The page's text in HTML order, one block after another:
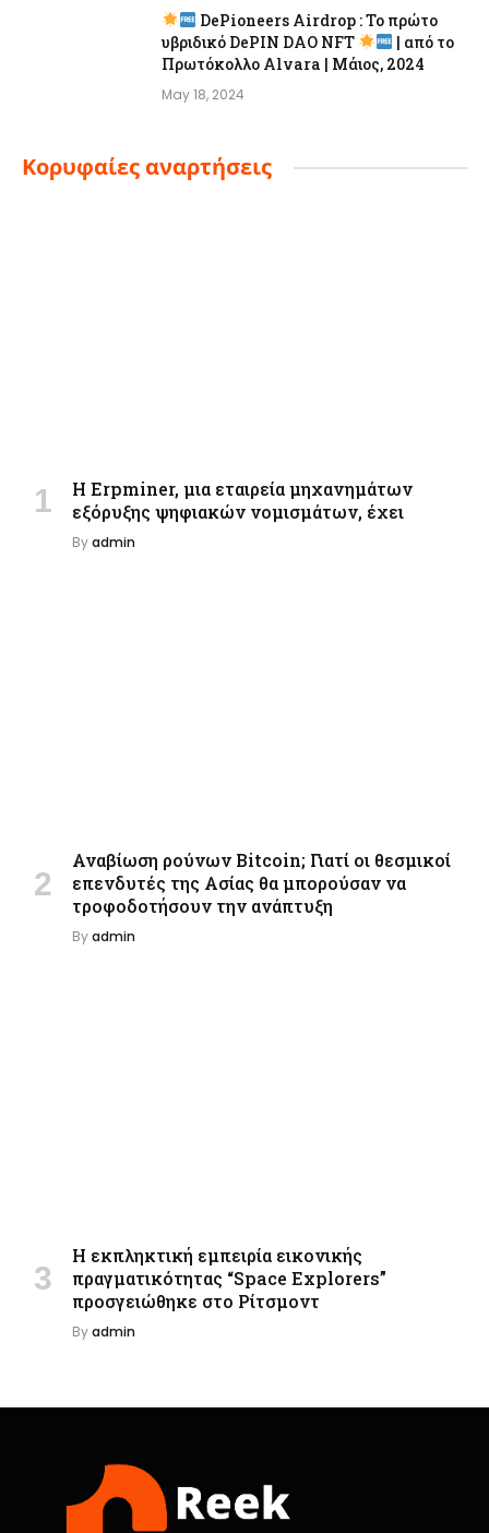
DePioneers Airdrop : Το πρώτο
υβριδικό DePIN DAO NFT
| από το
Πρωτόκολλο Alvara | Μάιος, 2024
May 18, 2024
Κορυφαίες αναρτήσεις
Η Erpminer, μια εταιρεία μηχανημάτων
εξόρυξης ψηφιακών νομισμάτων, έχει
Byadmin
Αναβίωση ρούνων Bitcoin; Γιατί οι θεσμικοί
επενδυτές της Ασίας θα μπορούσαν να
τροφοδοτήσουν την ανάπτυξη
Byadmin
Η εκπληκτική εμπειρία εικονικής
πραγματικότητας “Space Explorers”
προσγειώθηκε στο Ρίτσμοντ
Byadmin